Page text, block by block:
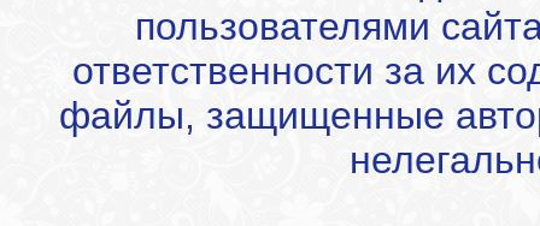
пользователями
ответственности за их
файлы, защищенные